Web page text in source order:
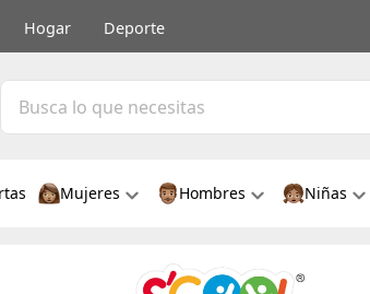
Hogar Deporte
Mujeres Hombres Niñas